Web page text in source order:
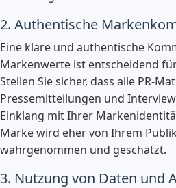
2. Authentische
Eine klare und authentische
Markenwerte ist entscheidend
Stellen Sie sicher, dass alle PR-
Pressemitteilungen und
Einklang mit Ihrer
Marke wird eher von Ihrem
wahrgenommen und geschätzt.
3. Nutzung von Daten und